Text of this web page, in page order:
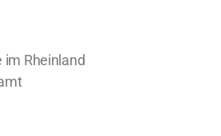
im Rheinland